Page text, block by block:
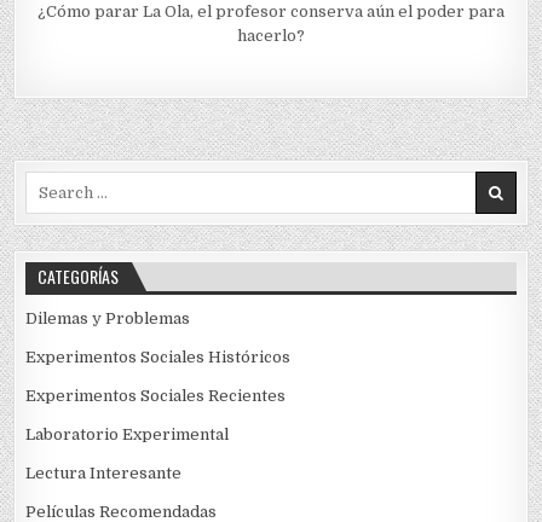
¿Cómo parar La Ola, el profesor conserva aún el poder para
hacerlo?
CATEGORÍAS
Dilemas y Problemas
Experimentos Sociales Históricos
Experimentos Sociales Recientes
Laboratorio Experimental
Lectura Interesante
Películas Recomendadas